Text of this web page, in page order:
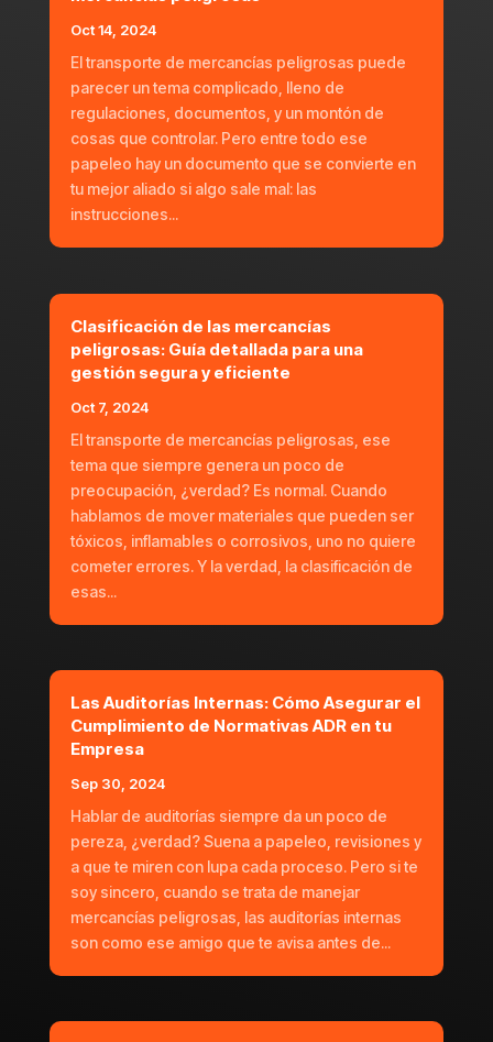
Oct 14, 2024
El transporte de mercancías peligrosas puede
parecer un tema complicado, lleno de
regulaciones, documentos, y un montón de
cosas que controlar. Pero entre todo ese
papeleo hay un documento que se convierte en
tu mejor aliado si algo sale mal: las
instrucciones...
Clasificación de las mercancías
peligrosas: Guía detallada para una
gestión segura y eficiente
Oct 7, 2024
El transporte de mercancías peligrosas, ese
tema que siempre genera un poco de
preocupación, ¿verdad? Es normal. Cuando
hablamos de mover materiales que pueden ser
tóxicos, inflamables o corrosivos, uno no quiere
cometer errores. Y la verdad, la clasificación de
esas...
Las Auditorías Internas: Cómo Asegurar el
Cumplimiento de Normativas ADR en tu
Empresa
Sep 30, 2024
Hablar de auditorías siempre da un poco de
pereza, ¿verdad? Suena a papeleo, revisiones y
a que te miren con lupa cada proceso. Pero si te
soy sincero, cuando se trata de manejar
mercancías peligrosas, las auditorías internas
son como ese amigo que te avisa antes de...